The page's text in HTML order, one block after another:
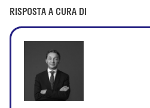
RISPOSTA A CURA DI